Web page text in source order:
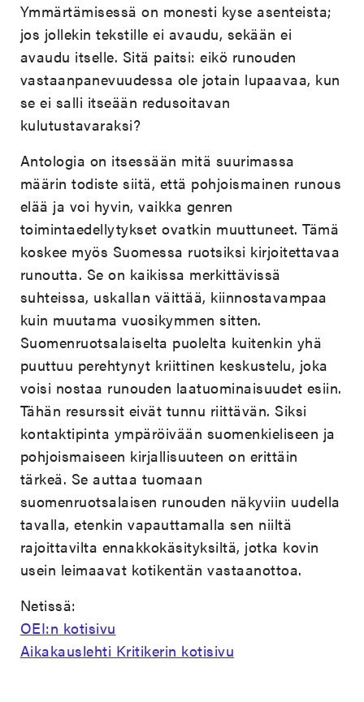
Ymmärtämisessä on monesti kyse asenteista;
jos jollekin tekstille ei avaudu, sekään ei
avaudu itselle. Sitä paitsi: eikö runouden
vastaanpanevuudessa ole jotain lupaavaa, kun
se ei salli itseään redusoitavan
kulutustavaraksi?
Antologia on itsessään mitä suurimassa
määrin todiste siitä, että pohjoismainen runous
elää ja voi hyvin, vaikka genren
toimintaedellytykset ovatkin muuttuneet. Tämä
koskee myös Suomessa ruotsiksi kirjoitettavaa
runoutta. Se on kaikissa merkittävissä
suhteissa, uskallan väittää, kiinnostavampaa
kuin muutama vuosikymmen sitten.
Suomenruotsalaiselta puolelta kuitenkin yhä
puuttuu perehtynyt kriittinen keskustelu, joka
voisi nostaa runouden laatuominaisuudet esiin.
Tähän resurssit eivät tunnu riittävän. Siksi
kontaktipinta ympäröivään suomenkieliseen ja
pohjoismaiseen kirjallisuuteen on erittäin
tärkeä. Se auttaa tuomaan
suomenruotsalaisen runouden näkyviin uudella
tavalla, etenkin vapauttamalla sen niiltä
rajoittavilta ennakkokäsityksiltä, jotka kovin
usein leimaavat kotikentän vastaanottoa.
Netissä:
OEI:n kotisivu
Aikakauslehti Kritikerin kotisivu